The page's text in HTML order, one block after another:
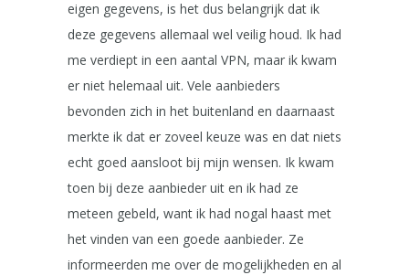
eigen gegevens, is het dus belangrijk dat ik
deze gegevens allemaal wel veilig houd. Ik had
me verdiept in een aantal VPN, maar ik kwam
er niet helemaal uit. Vele aanbieders
bevonden zich in het buitenland en daarnaast
merkte ik dat er zoveel keuze was en dat niets
echt goed aansloot bij mijn wensen. Ik kwam
toen bij deze aanbieder uit en ik had ze
meteen gebeld, want ik had nogal haast met
het vinden van een goede aanbieder. Ze
informeerden me over de mogelijkheden en al